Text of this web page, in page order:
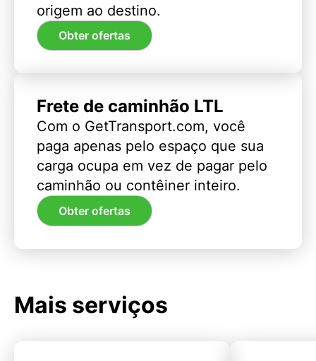
origem ao destino.
Obter ofertas
Frete de caminhão LTL
Com o GetTransport.com, você
paga apenas pelo espaço que sua
carga ocupa em vez de pagar pelo
caminhão ou contêiner inteiro.
Obter ofertas
Mais serviços